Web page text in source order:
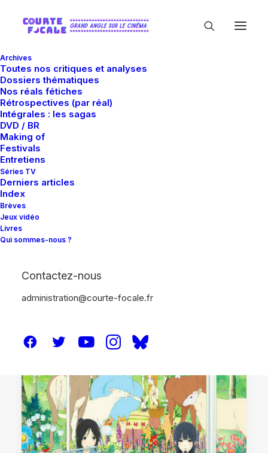
Archives
Toutes nos critiques et analyses
Dossiers thématiques
Nos réals fétiches
Rétrospectives (par réal)
Intégrales : les sagas
DVD / BR
Making of
Festivals
Entretiens
Séries TV
Derniers articles
Index
Brèves
Jeux vidéo
Livres
Qui sommes-nous ?
Contactez-nous
administration@courte-focale.fr